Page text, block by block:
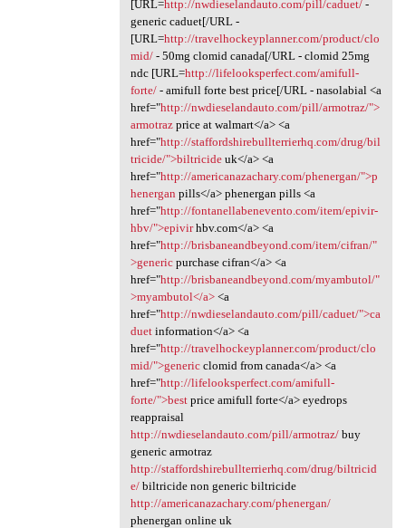
[URL=http://nwdieselandauto.com/pill/caduet/-
generic caduet[/URL -
[URL=http://travelhockeyplanner.com/product/clo
mid/- 50mg clomid canada[/URL - clomid 25mg
ndc [URL=http://lifelooksperfect.com/amifull-
forte/- amifull forte best price[/URL - nasolabial <a
href="http://nwdieselandauto.com/pill/armotraz/">
armotrazprice at walmart</a> <a
href="http://staffordshirebullterrierhq.com/drug/bil
tricide/">biltricideuk</a> <a
href="http://americanazachary.com/phenergan/">p
henergan pills</a> phenergan pills <a
href="http://fontanellabenevento.com/item/epivir-
hbv/">epivirhbv.com</a> <a
href="http://brisbaneandbeyond.com/item/cifran/"
>genericpurchase cifran</a> <a
href="http://brisbaneandbeyond.com/myambutol/"
>myambutol</a><a
href="http://nwdieselandauto.com/pill/caduet/">ca
duetinformation</a> <a
href="http://travelhockeyplanner.com/product/clo
mid/">genericclomid from canada</a> <a
href="http://lifelooksperfect.com/amifull-
forte/">bestprice amifull forte</a> eyedrops
reappraisal
http://nwdieselandauto.com/pill/armotraz/buy
generic armotraz
http://staffordshirebullterrierhq.com/drug/biltricid
e/biltricide non generic biltricide
http://americanazachary.com/phenergan/
phenergan online uk